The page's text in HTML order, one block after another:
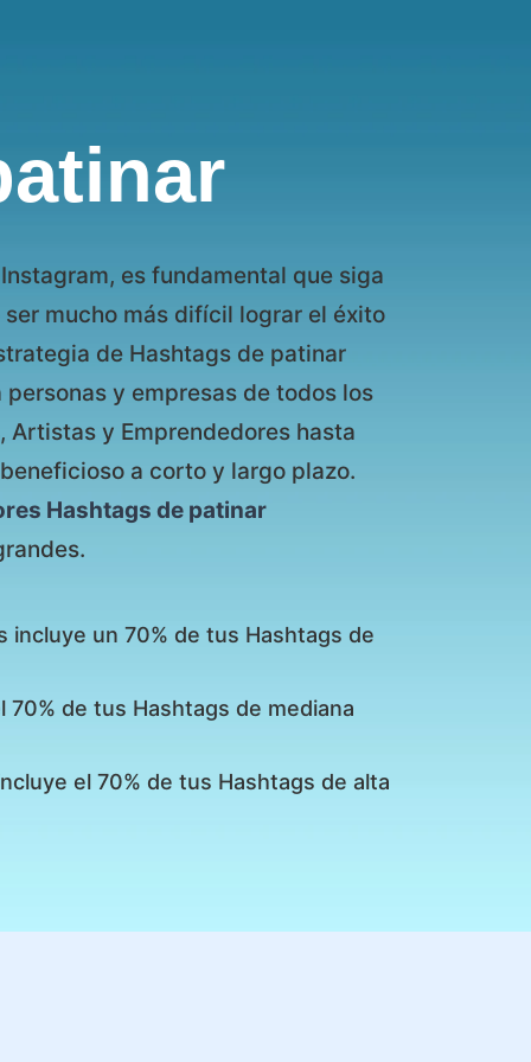
es fundamental que siga
mucho más difícil lograr el éxito
de Hashtags de patinar
y empresas de todos los
Artistas y Emprendedores hasta
a corto y largo plazo.
Hashtags de patinar
incluye un 70% de tus Hashtags de
de tus Hashtags de mediana
el 70% de tus Hashtags de alta